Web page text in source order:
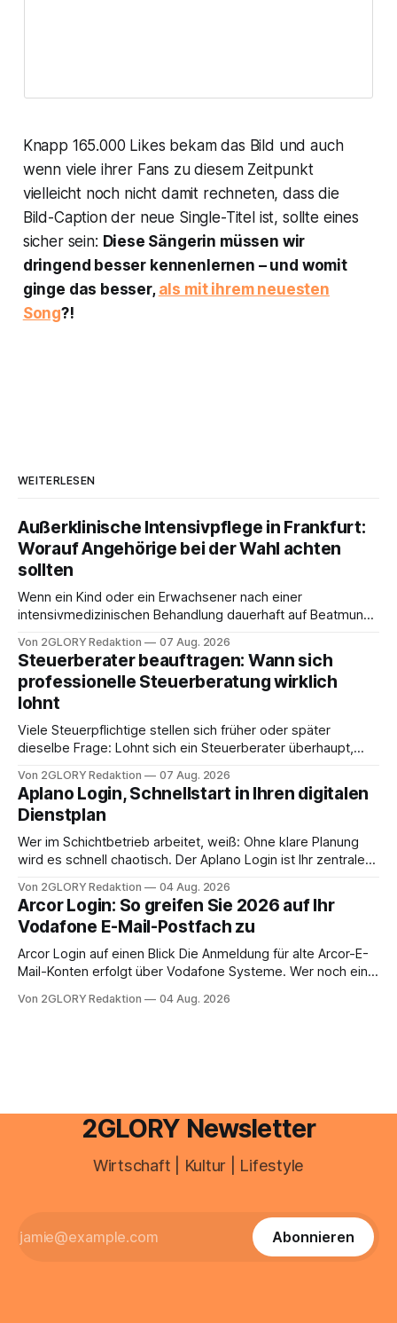
Knapp 165.000 Likes bekam das Bild und auch
wenn viele ihrer Fans zu diesem Zeitpunkt
vielleicht noch nicht damit rechneten, dass die
Bild-Caption der neue Single-Titel ist, sollte eines
sicher sein: Diese Sängerin müssen wir
dringend besser kennenlernen – und womit
ginge das besser, als mit ihrem neuesten
Song?!
WEITERLESEN
Außerklinische Intensivpflege in Frankfurt:
Worauf Angehörige bei der Wahl achten
sollten
Wenn ein Kind oder ein Erwachsener nach einer
intensivmedizinischen Behandlung dauerhaft auf Beatmung
angewiesen ist, stellt sich für Familien eine schwierige
Frage: Muss die Versorgung dauerhaft in der Klinik bleiben –
oder ist ein Leben zu Hause möglich? Die außerklinische
Intensivpflege bietet genau diese Alternative: Sie
Von 2GLORY Redaktion 07 Aug. 2026
Steuerberater beauftragen: Wann sich
professionelle Steuerberatung wirklich
lohnt
Viele Steuerpflichtige stellen sich früher oder später
dieselbe Frage: Lohnt sich ein Steuerberater überhaupt,
erledigen? Die kurze Antwort: Bei einfachen
Einkommensverhältnissen reicht häufig eine Steuersoftware
aus – sobald jedoch mehrere Einkunftsarten
zusammentreffen oder größere finanzielle Veränderungen
anstehen, zahlt sich professionelle Unterstützung meist
Von 2GLORY Redaktion 07 Aug. 2026
Aplano Login, Schnellstart in Ihren digitalen
Dienstplan
Wer im Schichtbetrieb arbeitet, weiß: Ohne klare Planung
wird es schnell chaotisch. Der Aplano Login ist Ihr zentraler
abwesenheiten und die gesamte kommunikation rund um
Ihr personal digital zu organisieren. In diesem Leitfaden
erfahren Sie alles, was Sie für einen reibungslosen Einstieg
brauchen, von der Registrierung
Von 2GLORY Redaktion 04 Aug. 2026
Arcor Login: So greifen Sie 2026 auf Ihr
Vodafone E-Mail-Postfach zu
Arcor Login auf einen Blick Die Anmeldung für alte Arcor-E-
Mail-Konten erfolgt über Vodafone Systeme. Wer noch eine
besitzt, loggt sich heute über das Vodafone E-Mail & Cloud
Von 2GLORY Redaktion 04 Aug. 2026
2GLORY Newsletter
Wirtschaft | Kultur | Lifestyle
Abonnieren